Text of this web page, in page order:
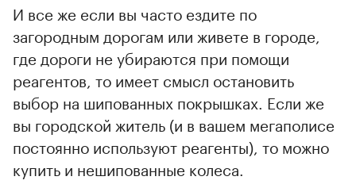
И все же если вы часто ездите по
загородным дорогам или живете в городе,
где дороги не убираются при помощи
реагентов, то имеет смысл остановить
выбор на шипованных покрышках. Если же
вы городской житель (и в вашем мегаполисе
постоянно используют реагенты), то можно
купить и нешипованные колеса.